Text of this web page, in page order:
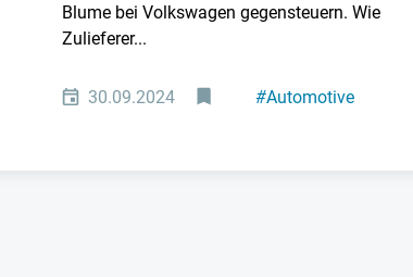
Blume bei Volkswagen gegensteuern. Wie
Zulieferer...
30.09.2024 #Automotive